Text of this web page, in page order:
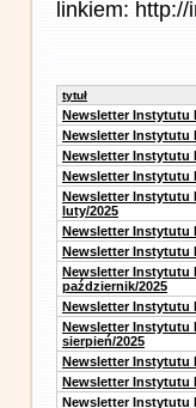
linkiem:
tytuł
Newsletter Instytutu
Newsletter Instytutu
Newsletter Instytutu
Newsletter Instytutu
Newsletter Instytutu
luty/2025
Newsletter Instytutu
Newsletter Instytutu
Newsletter Instytutu
październik/2025
Newsletter Instytutu
Newsletter Instytutu
sierpień/2025
Newsletter Instytutu
Newsletter Instytutu
Newsletter Instytutu